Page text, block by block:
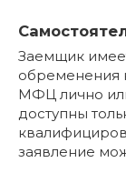
Заемщик
обременения
МФЦ лично
доступны
заявление